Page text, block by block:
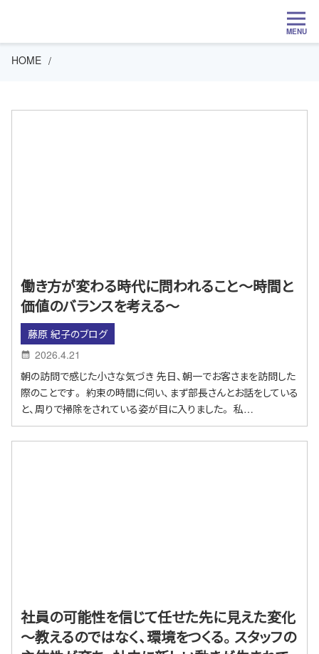
MENU
HOME
働き方が変わる時代に問われること～時間と
価値のバランスを考える～
藤原 紀子のブログ
2026.4.21
朝の訪問で感じた小さな気づき 先日、朝一でお客さまを訪問した
際のことです。 約束の時間に伺い、まず部長さんとお話をしている
と、周りで掃除をされている姿が目に入りました。 私…
社員の可能性を信じて任せた先に見えた変化
～教えるのではなく、環境をつくる。スタッフの